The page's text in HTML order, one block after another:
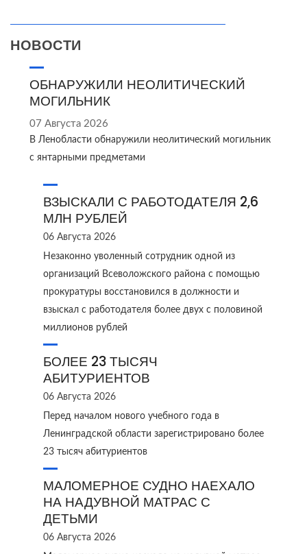
НОВОСТИ
ОБНАРУЖИЛИ НЕОЛИТИЧЕСКИЙ
МОГИЛЬНИК
07 Августа 2026
В Ленобласти обнаружили неолитический могильник
с янтарными предметами
ВЗЫСКАЛИ С РАБОТОДАТЕЛЯ 2,6
МЛН РУБЛЕЙ
06 Августа 2026
Незаконно уволенный сотрудник одной из
организаций Всеволожского района с помощью
прокуратуры восстановился в должности и
взыскал с работодателя более двух с половиной
миллионов рублей
БОЛЕЕ 23 ТЫСЯЧ
АБИТУРИЕНТОВ
06 Августа 2026
Перед началом нового учебного года в
Ленинградской области зарегистрировано более
23 тысяч абитуриентов
МАЛОМЕРНОЕ СУДНО НАЕХАЛО
НА НАДУВНОЙ МАТРАС С
ДЕТЬМИ
06 Августа 2026